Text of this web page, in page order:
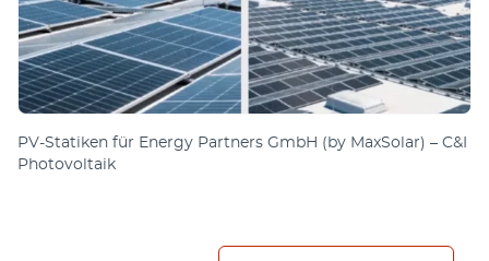
PV-Sta­tiken für Energy Part­ners GmbH (by Max­Solar) – C&I
Photo­vol­taik